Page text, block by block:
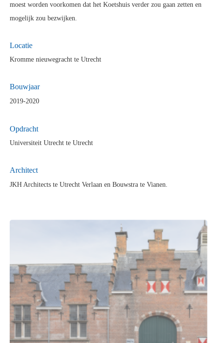
moest worden voorkomen dat het Koetshuis verder zou gaan zetten en
mogelijk zou bezwijken.
Locatie
Kromme nieuwegracht te Utrecht
Bouwjaar
2019-2020
Opdracht
Universiteit Utrecht te Utrecht
Architect
JKH Architects te Utrecht Verlaan en Bouwstra te Vianen.